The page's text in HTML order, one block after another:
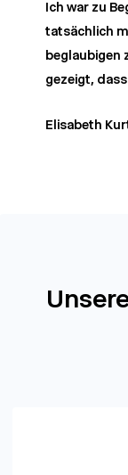
Ich war zu
tatsächlich
beglaubigen
gezeigt,
Elisabeth